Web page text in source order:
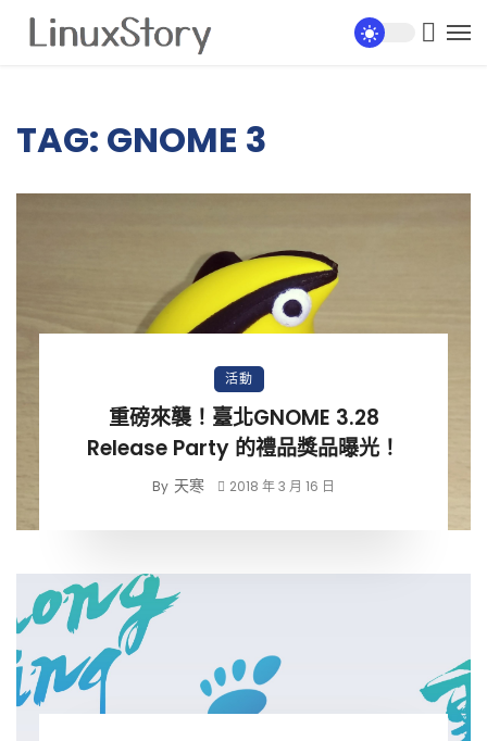
TAG: GNOME 3
活動
重磅來襲！臺北GNOME 3.28
Release Party 的禮品獎品曝光！
By 天寒 2018 年 3 月 16 日